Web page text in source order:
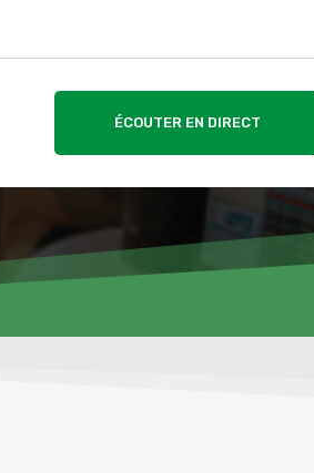
ÉCOUTER EN DIRECT